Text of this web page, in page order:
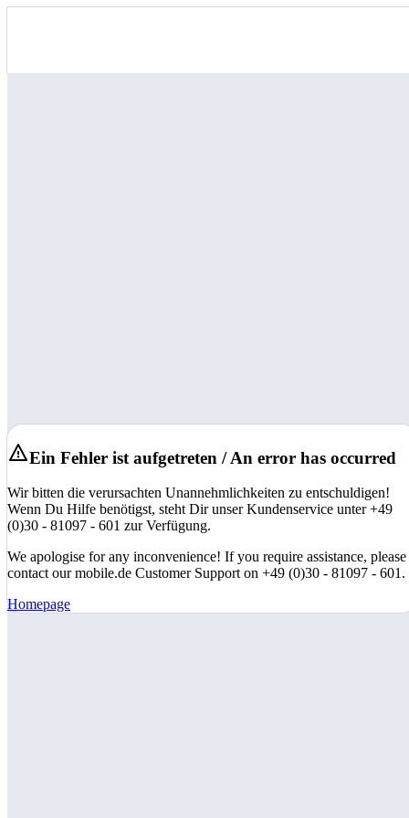
Ein Fehler ist aufgetreten / An error has occurred
Wir bitten die verursachten Unannehmlichkeiten zu entschuldigen!
Wenn Du Hilfe benötigst, steht Dir unser Kundenservice unter +49
(0)30 - 81097 - 601 zur Verfügung.
We apologise for any inconvenience! If you require assistance, please
contact our mobile.de Customer Support on +49 (0)30 - 81097 - 601.
Homepage